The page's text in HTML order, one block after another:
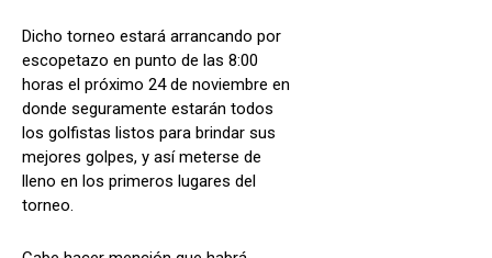
Dicho torneo estará arrancando por
escopetazo en punto de las 8:00
horas el próximo 24 de noviembre en
donde seguramente estarán todos
los golfistas listos para brindar sus
mejores golpes, y así meterse de
lleno en los primeros lugares del
torneo.